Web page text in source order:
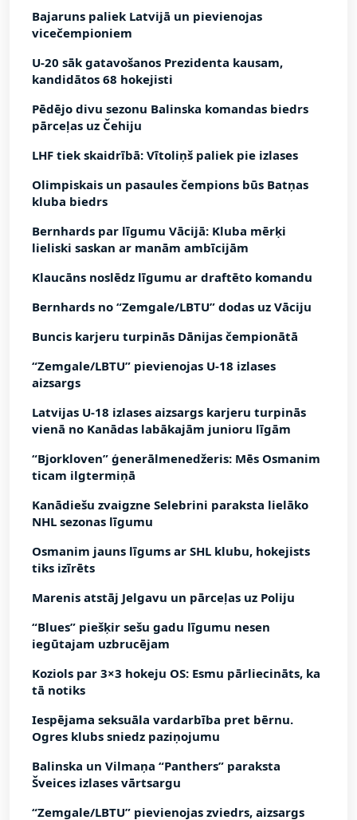
Bajaruns paliek Latvijā un pievienojas
vicečempioniem
U-20 sāk gatavošanos Prezidenta kausam,
kandidātos 68 hokejisti
Pēdējo divu sezonu Balinska komandas biedrs
pārceļas uz Čehiju
LHF tiek skaidrībā: Vītoliņš paliek pie izlases
Olimpiskais un pasaules čempions būs Batņas
kluba biedrs
Bernhards par līgumu Vācijā: Kluba mērķi
lieliski saskan ar manām ambīcijām
Klaucāns noslēdz līgumu ar draftēto komandu
Bernhards no “Zemgale/LBTU” dodas uz Vāciju
Buncis karjeru turpinās Dānijas čempionātā
“Zemgale/LBTU” pievienojas U-18 izlases
aizsargs
Latvijas U-18 izlases aizsargs karjeru turpinās
vienā no Kanādas labākajām junioru līgām
“Bjorkloven” ģenerālmenedžeris: Mēs Osmanim
ticam ilgtermiņā
Kanādiešu zvaigzne Selebrini paraksta lielāko
NHL sezonas līgumu
Osmanim jauns līgums ar SHL klubu, hokejists
tiks izīrēts
Marenis atstāj Jelgavu un pārceļas uz Poliju
“Blues” piešķir sešu gadu līgumu nesen
iegūtajam uzbrucējam
Koziols par 3×3 hokeju OS: Esmu pārliecināts, ka
tā notiks
Iespējama seksuāla vardarbība pret bērnu.
Ogres klubs sniedz paziņojumu
Balinska un Vilmaņa “Panthers” paraksta
Šveices izlases vārtsargu
“Zemgale/LBTU” pievienojas zviedrs, aizsargs